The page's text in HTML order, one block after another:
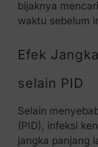
bijaknya
waktu sebelum
Efek
selain PID
Selain
(PID), infeksi
jangka panjang